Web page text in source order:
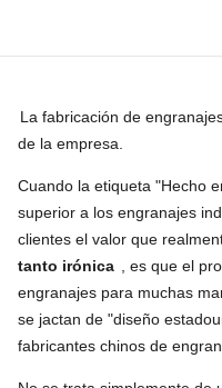
La fabricación de
de la empresa.
Cuando la etiqueta "Hecho
superior a los engranajes
clientes el valor que
tanto irónica
, es que el
engranajes para muchas
se jactan de "diseño
fabricantes chinos de